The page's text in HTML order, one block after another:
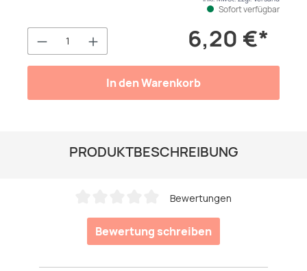
Produkt Anzahl: Gib den6,20 €*
Sofort verfügbar
In den Warenkorb
PRODUKTBESCHREIBUNG
Bewertungen
Bewertung schreiben